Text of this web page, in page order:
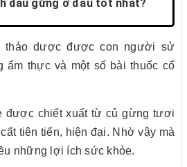
dầu gừng ở đâu tốt nhất?
thảo dược được con người sử
ẩm thực và một số bài thuốc cổ
được chiết xuất từ củ gừng tươi
tiên tiến, hiện đại. Nhờ vậy mà
những lợi ích sức khỏe.